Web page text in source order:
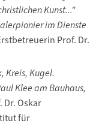
Kunst..."
im Dienste
Prof. Dr.
Kreis, Kugel.
Klee am Bauhaus,
Dr. Oskar
für